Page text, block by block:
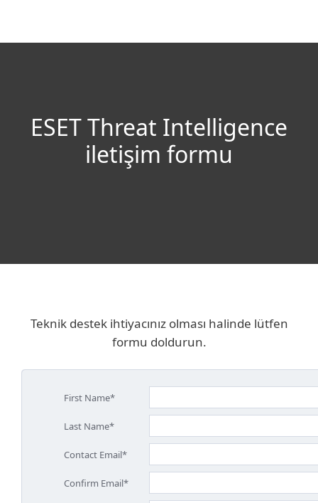
ESET Threat Intelligence
iletişim formu
Teknik destek ihtiyacınız olması halinde lütfen
formu doldurun.